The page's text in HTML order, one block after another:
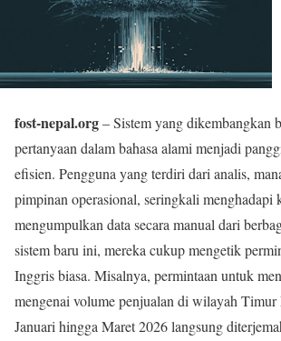
fost-nepal.org– Sistem yang dikembangkan
pertanyaan dalam bahasa alami menjadi
efisien. Pengguna yang terdiri dari analis,
pimpinan operasional, seringkali menghadapi
mengumpulkan data secara manual dari
sistem baru ini, mereka cukup mengetik
Inggris biasa. Misalnya, permintaan untuk
mengenai volume penjualan di wilayah
Januari hingga Maret 2026 langsung